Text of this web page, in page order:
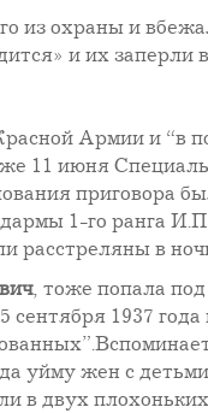
из охраны и
и их
Армии и “в
11 июня
приговора
1-го ранга
в
, тоже попала
1937
уйму жен с
в двух